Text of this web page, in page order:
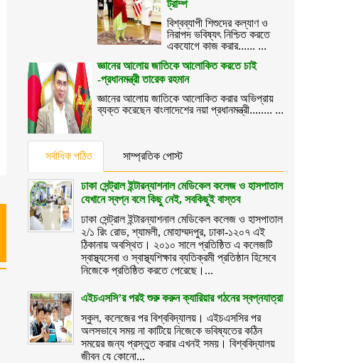
ট্রাম্প
বিশ্বব্যাপী শিশুদের কল্যাণ ও
নিরাপদ ভবিষ্যৎ নিশ্চিত করতে
একযোগে কাজ করার...... ...
জ্ঞানের আলোয় জাতিকে আলোকিত করতে চাই
-প্রধানমন্ত্রী তারেক রহমান
জ্ঞানের আলোয় জাতিকে আলোকিত করার অভিপ্রায়
ব্যক্ত করেছেন বাংলাদেশের নয়া প্রধানমন্ত্রী........ ...
সর্বাধিক পঠিত সাম্প্রতিক পোস্ট
ঢাকা সেন্ট্রাল ইন্টারন্যাশনাল মেডিকেল কলেজ ও হাসপাতাল
যেখানে স্বপ্ন বলে কিছু নেই, সবকিছুই বাস্তব
ঢাকা সেন্ট্রাল ইন্টারন্যাশনাল মেডিকেল কলেজ ও হাসপাতাল
২/১ রিং রোড, শ্যামলী, মোহাম্মদপুর, ঢাকা-১২০৭ এই
ঠিকানায় অবস্থিত। ২০১০ সালে প্রতিষ্ঠিত এ কলেজটি
স্বাস্থ্যসেবা ও স্বাস্থ্যশিক্ষার ব্যতিক্রমী প্রতিষ্ঠান হিসেবে
নিজেকে প্রতিষ্ঠিত করতে পেরেছে।...
এইচএসসি’র পরই শুরু করুন ক্যারিয়ার গঠনের স্বপ্নযাত্রা
স্কুল, কলেজের পর বিশ্ববিদ্যালয়। এইচএসসির পর
অলসভাবে সময় না কাটিয়ে নিজেকে ভবিষ্যতের কঠিন
সময়ের জন্য প্রস্তুত করার এখনই সময়। বিশ্ববিদ্যালয়
জীবন যে কোনো...